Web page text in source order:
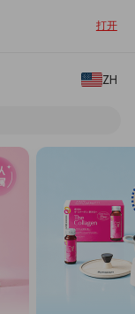
打开
ZH